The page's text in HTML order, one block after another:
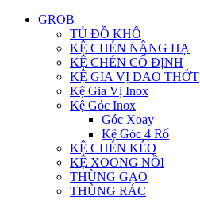
GROB
TỦ ĐỒ KHÔ
KỆ CHÉN NÂNG HẠ
KỆ CHÉN CỐ ĐỊNH
KỆ GIA VỊ DAO THỚT
Kệ Gia Vị Inox
Kệ Góc Inox
Góc Xoay
Kệ Góc 4 Rổ
KỆ CHÉN KÉO
KỆ XOONG NỒI
THÙNG GẠO
THÙNG RÁC